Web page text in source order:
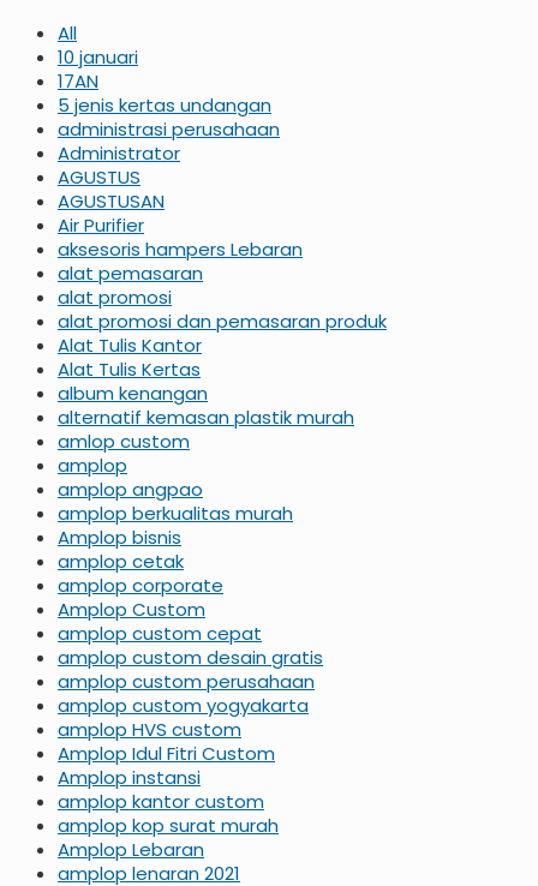
All
10 januari
17AN
5 jenis kertas undangan
administrasi perusahaan
Administrator
AGUSTUS
AGUSTUSAN
Air Purifier
aksesoris hampers Lebaran
alat pemasaran
alat promosi
alat promosi dan pemasaran produk
Alat Tulis Kantor
Alat Tulis Kertas
album kenangan
alternatif kemasan plastik murah
amlop custom
amplop
amplop angpao
amplop berkualitas murah
Amplop bisnis
amplop cetak
amplop corporate
Amplop Custom
amplop custom cepat
amplop custom desain gratis
amplop custom perusahaan
amplop custom yogyakarta
amplop HVS custom
Amplop Idul Fitri Custom
Amplop instansi
amplop kantor custom
amplop kop surat murah
Amplop Lebaran
amplop lenaran 2021